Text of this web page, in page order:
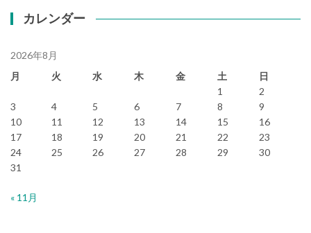
カレンダー
2026年8月
月
火 水 木 金 土
日
1
2
3
4 5 6 7 8
9
10
11 12 13 14 15
16
17
18 19 20 21 22
23
24
25 26 27 28 29
30
31
« 11月